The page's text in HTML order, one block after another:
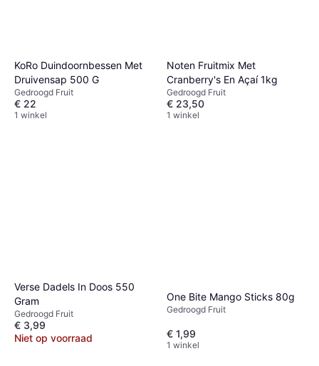
KoRo Duindoornbessen Met
Druivensap 500 G
Gedroogd Fruit
€ 22
1 winkel
Noten Fruitmix Met
Cranberry's En Açaí 1kg
Gedroogd Fruit
€ 23,50
1 winkel
Verse Dadels In Doos 550
Gram
Gedroogd Fruit
€ 3,99
Niet op voorraad
One Bite Mango Sticks 80g
Gedroogd Fruit
€ 1,99
1 winkel